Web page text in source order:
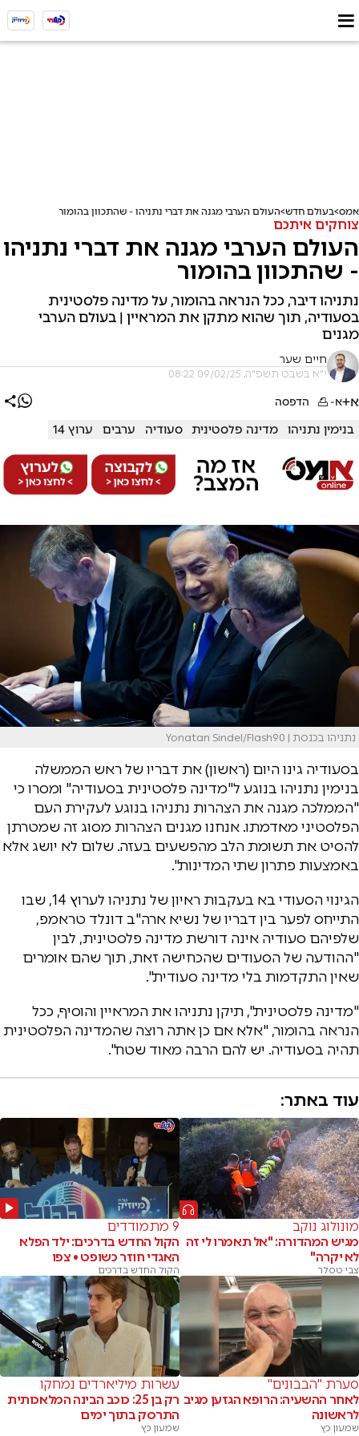
אמס בעולם חדש העולם הערבי מגנה את דברי נתניהו - שהתכוון בהומור
צוחקים איתכם
העולם הערבי מגנה את דברי נתניהו
- שהתכוון בהומור
נתניהו דיבר, ככל הנראה בהומור, על מדינה פלסטינית
בסעודיה, תוך שהוא מתקן את המראיין | בעולם הערבי
מגנים
חיים שער
י"א בשבט תשפ"ה, 09/02/25 08:22
א+א- הדפסה
בנימין נתניהו מדינה פלסטינית סעודיה ערבים ערוץ 14
נתניהו בכנסת | Yonatan Sindel/Flash90
בסעודיה גינו היום (ראשון) את דבריו של ראש הממשלה
בנימין נתניהו בנוגע ל"מדינה פלסטינית בסעודיה" ומסרו כי
"הממלכה מגנה את הצהרות נתניהו בנוגע לעקירת העם
הפלסטיני מאדמתו. אנחנו מגנים הצהרות מסוג זה שמטרתן
להסיט את תשומת הלב מהפשעים בעזה. שלום לא יושג אלא
באמצעות פתרון שתי המדינות".
הגינוי הסעודי בא בעקבות ראיון של נתניהו לערוץ 14, שבו
התייחס לפער בין דבריו של נשיא ארה"ב דונלד טראמפ,
שלפיהם סעודיה אינה דורשת מדינה פלסטינית, לבין
"ההודעה של הסעודים שהכחישה זאת, תוך שהם אומרים
שאין התקדמות בלי מדינה סעודית".
"מדינה פלסטינית", תיקן נתניהו את המראיין והוסיף, ככל
הנראה בהומור, "אלא אם כן אתה רוצה שהמדינה הפלסטינית
תהיה בסעודיה. יש להם הרבה מאוד שטח".
עוד באתר:
מונולוג נוקב
מגיש המהדורה: "אל תאמרו לי זה
לא יקרה"
צבי טסלר
9 מתמודדים
הקול החדש בדרכים: ילד הפלא
האגדי חוזר כשופט • צפו
הקול החדש בדרכים
סערת "הבבונים"
לאחר ההשעיה: הרופא הגזען מגיב
לראשונה
שמעון כץ
עשרות מיליארדים נמחקו
רק בן 25: כוכב הבינה המלאכותית
התרסק בתוך ימים
שמעון כץ